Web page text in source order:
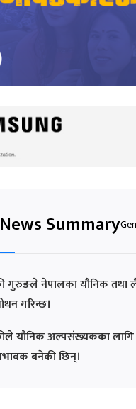
News Summary
गुरुङले नेपालका यौनिक तथा
गरिन्छ।
यौनिक अल्पसंख्यकका लागि
बनेकी छिन्।